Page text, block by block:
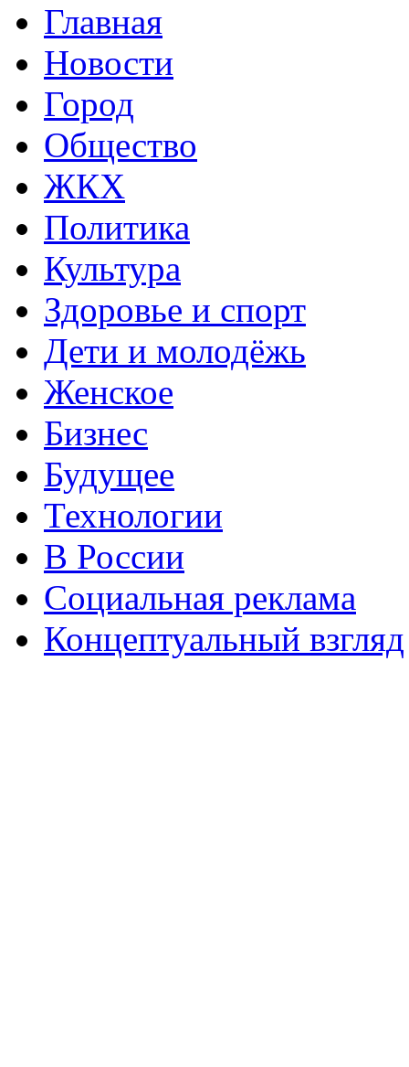
Главная
Новости
Город
Общество
ЖКХ
Политика
Культура
Здоровье и спорт
Дети и молодёжь
Женское
Бизнес
Будущее
Технологии
В России
Социальная реклама
Концептуальный взгляд